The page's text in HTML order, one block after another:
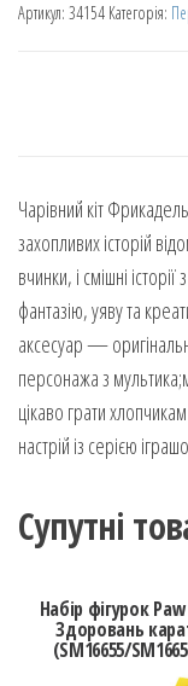
Артикул: 34154 Категорія:
Чарівний кіт
захопливих історій
вчинки, і смішні
фантазію, уяву та
аксесуар —
персонажа з
цікаво грати
настрій із серією
Супутні
Набір фігурок
Здоровань
(SM16655/